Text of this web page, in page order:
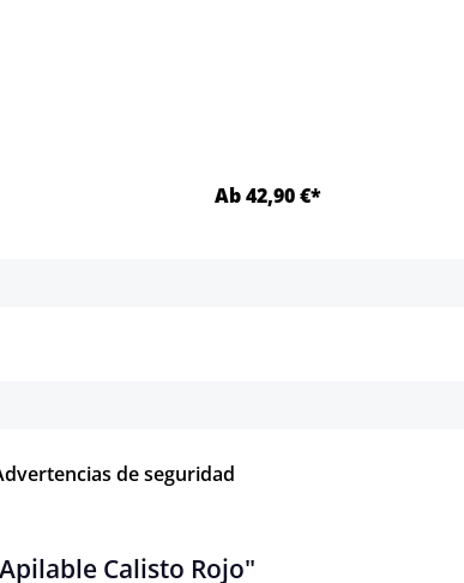
Ab 42,90 €*
de seguridad
Calisto Rojo"